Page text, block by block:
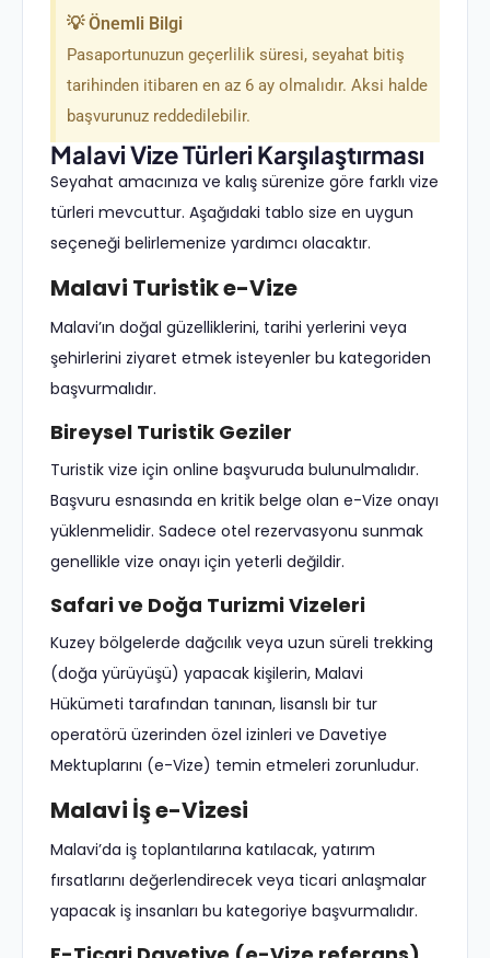
💡 Önemli Bilgi
Pasaportunuzun geçerlilik süresi, seyahat bitiş
tarihinden itibaren en az 6 ay olmalıdır. Aksi halde
başvurunuz reddedilebilir.
Malavi Vize Türleri Karşılaştırması
Seyahat amacınıza ve kalış sürenize göre farklı vize
türleri mevcuttur. Aşağıdaki tablo size en uygun
seçeneği belirlemenize yardımcı olacaktır.
Malavi Turistik e-Vize
Malavi’ın doğal güzelliklerini, tarihi yerlerini veya
şehirlerini ziyaret etmek isteyenler bu kategoriden
başvurmalıdır.
Bireysel Turistik Geziler
Turistik vize için online başvuruda bulunulmalıdır.
Başvuru esnasında en kritik belge olan e-Vize onayı
yüklenmelidir. Sadece otel rezervasyonu sunmak
genellikle vize onayı için yeterli değildir.
Safari ve Doğa Turizmi Vizeleri
Kuzey bölgelerde dağcılık veya uzun süreli trekking
(doğa yürüyüşü) yapacak kişilerin, Malavi
Hükümeti tarafından tanınan, lisanslı bir tur
operatörü üzerinden özel izinleri ve Davetiye
Mektuplarını (e-Vize) temin etmeleri zorunludur.
Malavi İş e-Vizesi
Malavi’da iş toplantılarına katılacak, yatırım
fırsatlarını değerlendirecek veya ticari anlaşmalar
yapacak iş insanları bu kategoriye başvurmalıdır.